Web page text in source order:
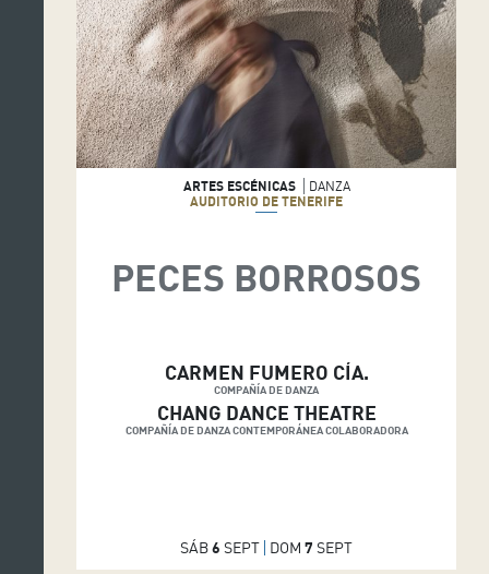
ARTES ESCÉNICAS
DANZA
AUDITORIO DE TENERIFE
PECES BORROSOS
CARMEN FUMERO CÍA.
COMPAÑÍA DE DANZA
CHANG DANCE THEATRE
COMPAÑÍA DE DANZA CONTEMPORÁNEA COLABORADORA
SÁB6 SEPT DOM 7 SEPT